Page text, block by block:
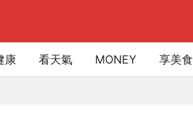
康 看天氣 MONEY 享美食